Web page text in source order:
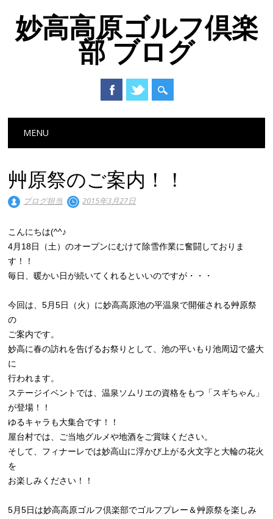
妙高高原ゴルフ倶楽
部 ブログ
Main menu
MENU
艸原祭のご案内！！
ブログ担当 2015年3月27日
こんにちは(^^♪
4月18日（土）のオープンにむけて除雪作業に奮闘しておりま
す！！
毎日、暖かい日が続いてくれるといいのですが・・・
今回は、5月5日（火）に妙高高原池の平温泉で開催される艸原祭
の
ご案内です。
妙高に春の訪れを告げるお祭りとして、池の平いもり池周辺で盛大
に
行われます。
ステージイベントでは、温泉ソムリエの資格をもつ「スギちゃん」
が登場！！
ゆるキャラも大集合です！！
屋台村では、ご当地グルメや地酒をご賞味ください。
そして、フィナーレでは妙高山に浮かび上がる火文字と大輪の花火
を
お楽しみください！！
5月5日は妙高高原ゴルフ倶楽部でゴルフプレー＆艸原祭を楽しみ